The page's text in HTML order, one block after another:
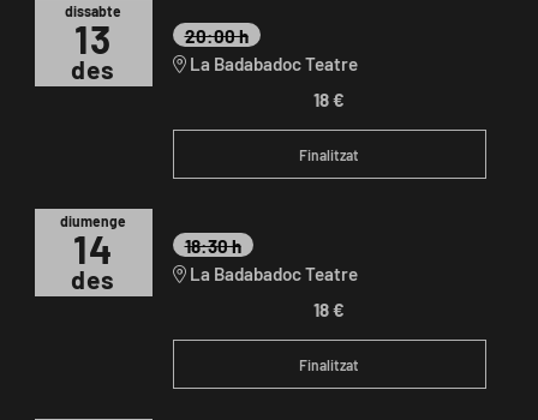
dissabte
13
des
20:00 h
La Badabadoc Teatre
18 €
Finalitzat
diumenge
14
des
18:30 h
La Badabadoc Teatre
18 €
Finalitzat